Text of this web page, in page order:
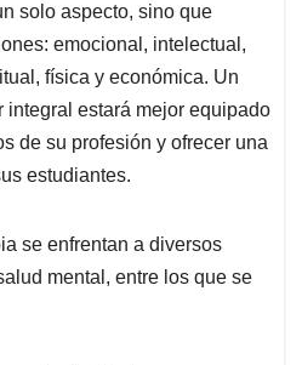
solo aspecto, sino que
emocional, intelectual,
física y económica. Un
integral estará mejor equipado
de su profesión y ofrecer una
estudiantes.
se enfrentan a diversos
mental, entre los que se